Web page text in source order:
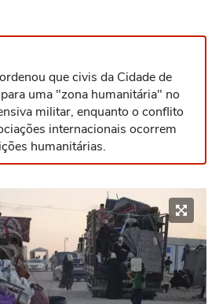
que civis da Cidade de
uma "zona humanitária" no
militar, enquanto o conflito
internacionais ocorrem
humanitárias.